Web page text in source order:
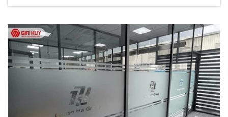
Phương, mang lại một diện mạo hoàn toàn mới: Sang